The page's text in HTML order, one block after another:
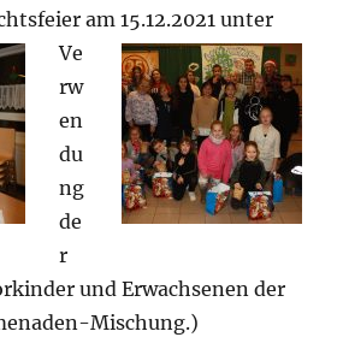
am15.12.2021 unter
Ve
rw
en
du
ng
de
r
und Erwachsenen der
Mischung.)